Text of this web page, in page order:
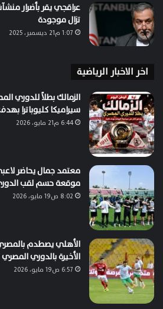
عراقجي يقر بأضرار
تزال موجودة
1:07 م21 ديسمبر، 2025
اخر الاخبار الرياضية
الزمالك بطلاً للدوري
سيراميكا كليوباترا
6:44 م21 مايو، 2026
معتمد جمال يحاضر
موقعة حسم لقب
8:02 ص19 مايو، 2026
الأهلي يصطدم
الأخيرة بالدوري
6:57 ص19 مايو، 2026